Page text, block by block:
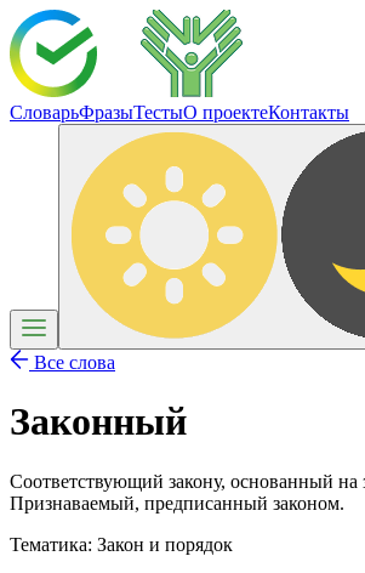
СловарьФразыТестыО проектеКонтакты
Все слова
Законный
Соответствующий закону, основанный на
Признаваемый, предписанный законом.
Тематика: Закон и порядок